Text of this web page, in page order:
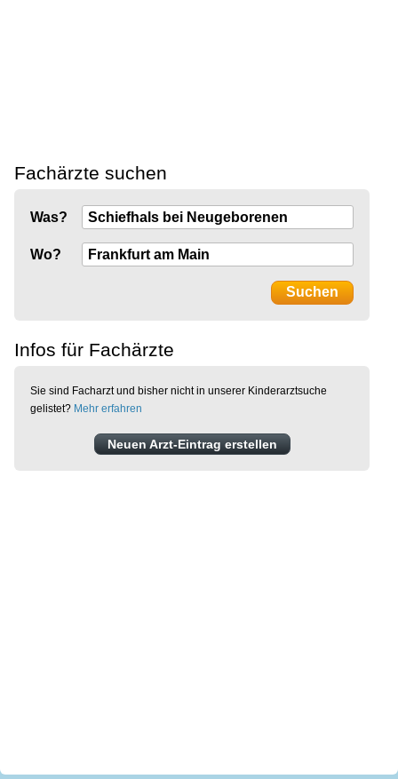
Fachärzte suchen
Was?
Wo?
Infos für Fachärzte
Sie sind Facharzt und bisher nicht in unserer Kinderarztsuche
gelistet? Mehr erfahren
Neuen Arzt-Eintrag erstellen